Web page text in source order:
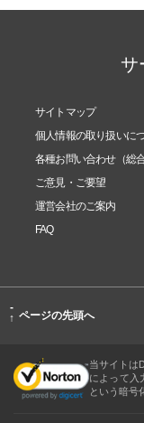
サ
サイトマップ
個人情報の取り扱いに
各種お問い合わせ（総
ご意見・ご要望
運営会社のご案内
FAQ
-
↑ ページの先頭へ
当サイトは
によって入
という暗号